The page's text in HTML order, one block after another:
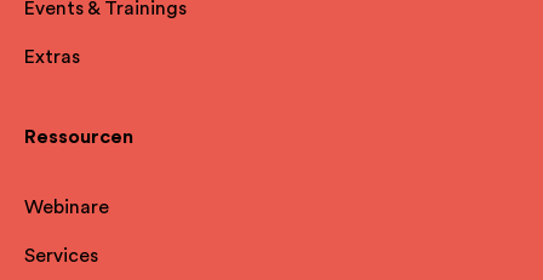
Events & Trainings
Extras
Ressourcen
Webinare
Services